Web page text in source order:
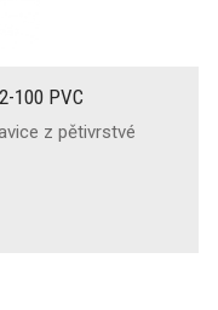
100 PVC
z pětivrstvé